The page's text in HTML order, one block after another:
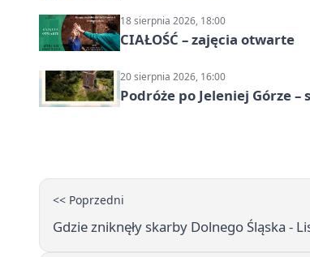
18 sierpnia 2026, 18:00
CIAŁOŚĆ – zajęcia otwarte
20 sierpnia 2026, 16:00
Podróże po Jeleniej Górze
<< Poprzedni
Gdzie zniknęły skarby Dolnego Śląska -